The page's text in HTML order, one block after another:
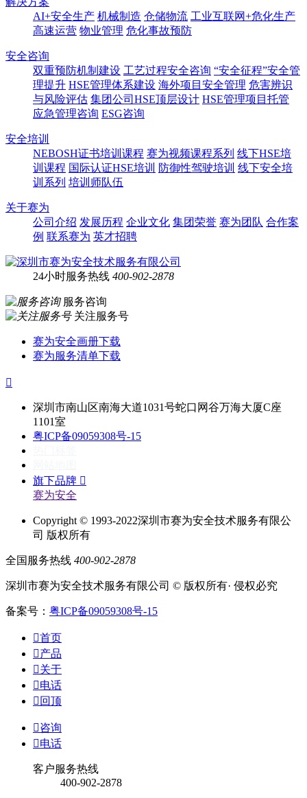
AI+安全生产 机械制造 仓储物流 工业互联网+危化生产
高速运营 物业管理 危化事故预防
安全咨询
双重预防机制建设 工艺过程安全咨询 “安全征程”安全管
理提升 HSE管理体系建设 海外项目安全管理 危害辨识
与风险评估 集团公司HSE顶层设计 HSE管理项目托管
应急管理咨询 ESG咨询
安全培训
NEBOSH证书培训课程 赛为视频课程系列 线下HSE培
训课程 国际认证HSE培训 防御性驾驶培训 线下安全培
训系列 培训师队伍
关于赛为
公司介绍 发展历程 企业文化 集团荣誉 赛为团队 合作案
例 联系赛为 英才招聘
24小时服务热线 400-902-2878
服务咨询
关注服务号
赛为安全画册下载
赛为服务清单下载

深圳市南山区南海大道1031号蛇口网谷万海大厦C座
1101室
粤ICP备09059308号-15
旗下品牌 
赛为安全
Copyright © 1993-2022深圳市赛为安全技术服务有限公
司 版权所有
全国服务热线 400-902-2878
深圳市赛为安全技术服务有限公司 © 版权所有· 侵权必究
备案号： 粤ICP备09059308号-15
首页
产品
关于
电话
 回顶
咨询
电话
客户服务热线
400-902-2878